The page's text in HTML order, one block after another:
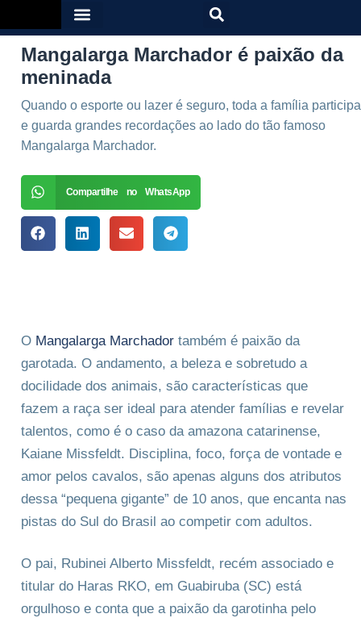
Mangalarga Marchador é paixão da
meninada
Quando o esporte ou lazer é seguro, toda a família participa
e guarda grandes recordações ao lado do tão famoso
Mangalarga Marchador.
Compartilhe no WhatsApp
O Mangalarga Marchador também é paixão da
garotada. O andamento, a beleza e sobretudo a
docilidade dos animais, são características que
fazem a raça ser ideal para atender famílias e revelar
talentos, como é o caso da amazona catarinense,
Kaiane Missfeldt. Disciplina, foco, força de vontade e
amor pelos cavalos, são apenas alguns dos atributos
dessa “pequena gigante” de 10 anos, que encanta nas
pistas do Sul do Brasil ao competir com adultos.
O pai, Rubinei Alberto Missfeldt, recém associado e
titular do Haras RKO, em Guabiruba (SC) está
orgulhoso e conta que a paixão da garotinha pelo